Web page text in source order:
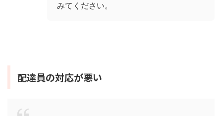
みてください。
配達員の対応が悪い